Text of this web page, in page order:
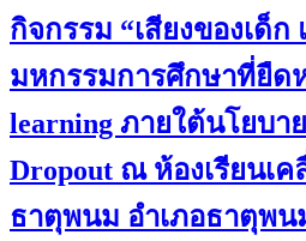
กิจกรรม “เสียงของเด็
มหกรรมการศึกษาที่ยืด
learning ภายใต้นโยบา
Dropout ณ ห้องเรียนเ
ธาตุพนม อำเภอธาตุพ